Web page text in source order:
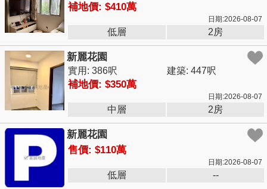
補地價: $410萬
日期:2026-08-07
低層 2房
新麗花園
實用: 386呎 建築: 447呎
補地價: $350萬
日期:2026-08-07
中層 2房
新麗花園
售價: $110萬
日期:2026-08-07
低層 --